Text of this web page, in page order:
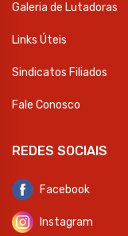
Galeria de Lutadoras
Links Úteis
Sindicatos Filiados
Fale Conosco
REDES SOCIAIS
Facebook
Instagram